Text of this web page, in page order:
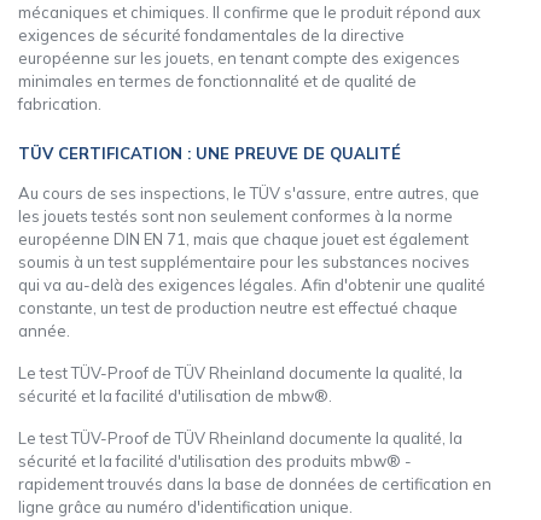
mécaniques et chimiques. Il confirme que le produit répond aux
exigences de sécurité fondamentales de la directive
européenne sur les jouets, en tenant compte des exigences
minimales en termes de fonctionnalité et de qualité de
fabrication.
TÜV CERTIFICATION : UNE PREUVE DE QUALITÉ
Au cours de ses inspections, le TÜV s'assure, entre autres, que
les jouets testés sont non seulement conformes à la norme
européenne DIN EN 71, mais que chaque jouet est également
soumis à un test supplémentaire pour les substances nocives
qui va au-delà des exigences légales. Afin d'obtenir une qualité
constante, un test de production neutre est effectué chaque
année.
Le test TÜV-Proof de TÜV Rheinland documente la qualité, la
sécurité et la facilité d'utilisation de mbw®.
Le test TÜV-Proof de TÜV Rheinland documente la qualité, la
sécurité et la facilité d'utilisation des produits mbw® -
rapidement trouvés dans la base de données de certification en
ligne grâce au numéro d'identification unique.